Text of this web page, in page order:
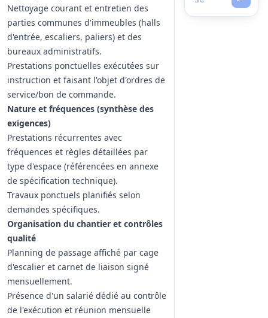
Nettoyage courant et entretien des
parties communes d'immeubles (halls
d'entrée, escaliers, paliers) et des
bureaux administratifs.
Prestations ponctuelles exécutées sur
instruction et faisant l'objet d'ordres de
service/bon de commande.
Nature et fréquences (synthèse des
exigences)
Prestations récurrentes avec
fréquences et règles détaillées par
type d'espace (référencées en annexe
de spécification technique).
Travaux ponctuels planifiés selon
demandes spécifiques.
Organisation du chantier et contrôles
qualité
Planning de passage affiché par cage
d'escalier et carnet de liaison signé
mensuellement.
Présence d'un salarié dédié au contrôle
de l'exécution et réunion mensuelle